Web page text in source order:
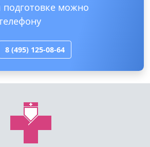
можно
8 (495) 125-08-64